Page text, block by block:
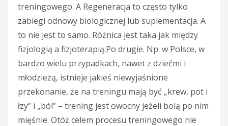
treningowego. A Regeneracja to często tylko
zabiegi odnowy biologicznej lub suplementacja. A
to nie jest to samo. Różnica jest taka jak między
fizjologią a fizjoterapią.Po drugie. Np. w Polsce, w
bardzo wielu przypadkach, nawet z dziećmi i
młodzieżą, istnieje jakieś niewyjaśnione
przekonanie, że na treningu mają być „krew, pot i
łzy” i „ból” – trening jest owocny jeżeli bolą po nim
mięśnie. Otóż celem procesu treningowego nie